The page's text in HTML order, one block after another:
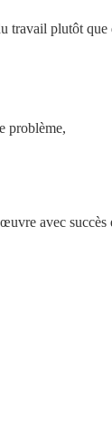
travail plutôt
problème,
avec succès